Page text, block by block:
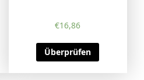
€16,86
Überprüfen